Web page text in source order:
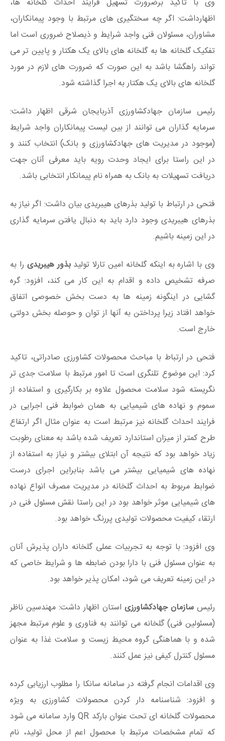
اظهارداشت: اگر چه سختگیری های مرتبط با وجود پیمانکاران،
مشاوران، مسئولان فنی واجد شرایط و ذیصلاح ضروری است اما
تفکیک گلخانه ها به گلخانه های بالای یک هکتار و پایین تر می
تواند راهگشا باشد به این صورت که ضرورت های لازم در مورد
گلخانه های بالای یک هکتار به اجرا گذاشته شود.
رئیس سازمان جهادکشاورزی آذربایجان شرقی اظهار داشت:
سرمایه گذاران می توانند از بین لیست پیمانکاران واجد شرایط
(موجود در مدیریت های جهادکشاورزی و بانک) انتخاب کنند و
در این راستا برای ایجاد وحدت رویه باید معرفی آنان جهت
دریافت تسهیلات به بانک به همراه نام پیمانکار انتخابی باشد.
فتحی در ارتباط با تولید بذرهای هیبریدی بیان داشت: اگر نیاز به
بذرهای هیبریدی وجود دارد باید به دنبال یافتن سرمایه گذاری
در این زمینه باشیم.
وی با اشاره به اینکه گلخانه امین تارلا تولیدبذور هیبریدی را به
صرفه تشخیص داده و اقدام به این کار می کند، افزود: گره
گشایی در اینگونه زمینه ها به دست بخش خصوصی اتفاق
خواهد افتاد زیرا پرداختن به آنها از توان و حوصله بخش دولتی
خارج است.
فتحی در ارتباط با مباحث محصولات کشاورزی صادراتی، تاکید
کرد: این موضوع تلنگری است تا امور مرتبط با سلامت جدی تر
نگریسته شود سلامت محصول علاوه بر بکارگیری و استفاده از
سموم و نهاده های شیمیایی به همان ضوابط فنی اجرایی در
فرایند احداث گلخانه نیز مرتبط است به عنوان مثال اگر ارتفاع
طرح کمتر از میزان استاندارد تعریف شده باشد به معنای رطوبت
زیاد خواهد بود که نتیجه آن ابتلای بیشتر و نیاز به استفاده از
نهاده های شیمیایی بیشتر می باشد بنابراین اجرای درست
ضوابط مربوط به احداث گلخانه در مدیریت مصرف انواع نهاده
های شیمیایی موثر خواهد بود در این راستا نقش مسئول فنی در
ارتقاء کیفیت محصولات تولیدی پررنگ خواهد بود.
وی افزود: با توجه به تجربیات عملی گلخانه داران پذیرش آنان
به عنوان مسئول فنی با دارا بودن ضابطه ها و شرایط خاصی که
در این زمینه تعریف می شود، امکان پذیر خواهد بود.
رئیسسازمان جهادکشاورزی استان اظهار داشت: مهندسین ناظر
(مسئولین فنی) گلخانه می توانند به فناوری و علوم مرتبط مجهز
شده و با هماهنگی گروه محیط زیست و سلامت غذا به عنوان
مسئول کنترل کیفی نیز عمل کنند.
وی اقدامات انجام گرفته در سامانه سانکا را مطلوب ارزیابی کرده
و افزود: شناسنامه دار کردن محصولات کشاورزی به ویژه
محصولات گلخانه ای تحت عنوان بارکد QR وارد سامانه می شود
که تمام مشخصات مرتبط با محصول اعم از محل تولید، نام